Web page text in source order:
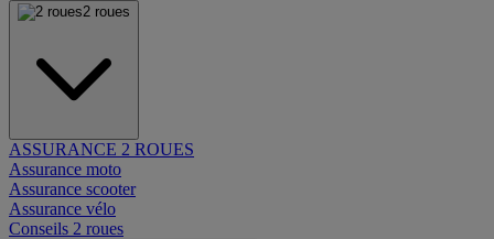
2 roues
ASSURANCE 2 ROUES
Assurance moto
Assurance scooter
Assurance vélo
Conseils 2 roues